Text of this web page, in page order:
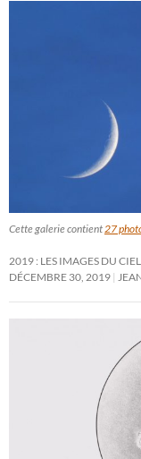
Cette galerie contient 27
2019 : LES IMAGES DU
DÉCEMBRE 30, 2019